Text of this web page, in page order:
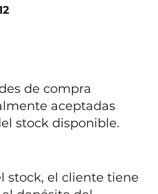
de compra
aceptadas
stock disponible.
stock, el cliente tiene